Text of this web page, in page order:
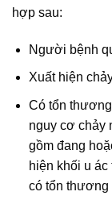
hợp sau:
Người bệnh
Xuất hiện
Có tổn
nguy cơ chảy
gồm đang
hiện khối u
có tổn thương